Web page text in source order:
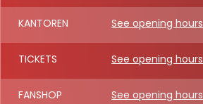
KANTOREN See opening hours
TICKETS See opening hours
FANSHOP See opening hours